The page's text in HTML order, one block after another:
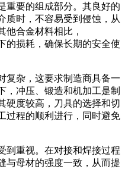
重要的组成部分。其良好的
质时，不容易受到侵蚀，从
他合金材料相比，
的损耗，确保长期的安全使
复杂，这要求制造商具备一
，冲压、锻造和机加工是制
硬度较高，刀具的选择和切
过程的顺利进行，同时避免
到重视。在对接和焊接过程
与母材的强度一致，从而提